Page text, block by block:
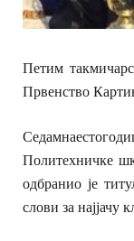
Петим
Првенство
Политехничке
одбранио је
слови за најјачу